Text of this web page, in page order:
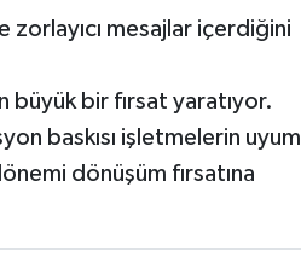
zorlayıcı mesajlar içerdiğini
bir fırsat yaratıyor.
baskısı işletmelerin uyum
dönüşüm fırsatına